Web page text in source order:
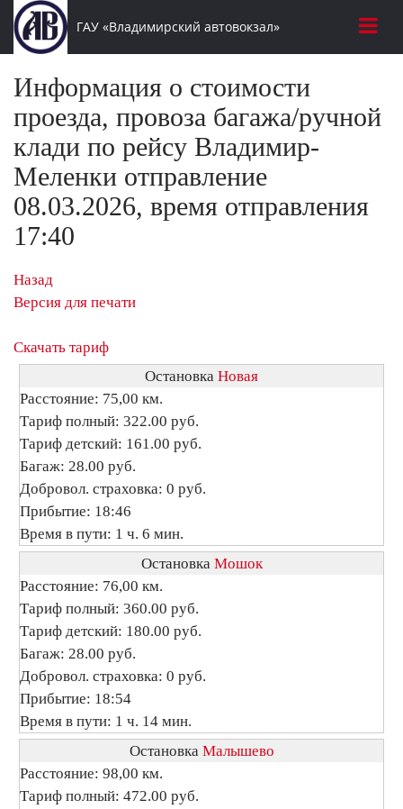
ГАУ «Владимирский автовокзал»
Информация о стоимости
проезда, провоза багажа/ручной
клади по рейсу Владимир-
Меленки отправление
08.03.2026, время отправления
17:40
Назад
Версия для печати
Скачать тариф
Остановка Новая
Расстояние: 75,00 км.
Тариф полный: 322.00 руб.
Тариф детский: 161.00 руб.
Багаж: 28.00 руб.
Добровол. страховка: 0 руб.
Прибытие: 18:46
Время в пути: 1 ч. 6 мин.
Остановка Мошок
Расстояние: 76,00 км.
Тариф полный: 360.00 руб.
Тариф детский: 180.00 руб.
Багаж: 28.00 руб.
Добровол. страховка: 0 руб.
Прибытие: 18:54
Время в пути: 1 ч. 14 мин.
Остановка Малышево
Расстояние: 98,00 км.
Тариф полный: 472.00 руб.